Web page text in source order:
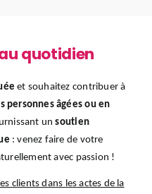
quotidien
et souhaitez contribuer à
âgées ou en
unsoutien
: venez faire de votre
avec passion !
clients dans les actes de la